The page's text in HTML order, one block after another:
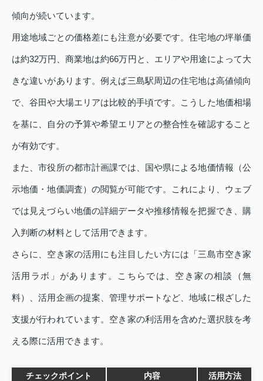
傾向が続いています。
用途地域ごとの価格差にも注意が必要です。住宅地の坪単価
は約32万円、商業地は約66万円と、エリアや用途によって大
きな違いがあります。例えば三島駅周辺の住宅地は高値傾向
で、谷田や大場エリアは比較的手頃です。こうした地価相場
を基に、自分の予算や希望エリアとの整合性を確認すること
が有効です。
また、市役所の都市計画課では、国や県による地価情報（公
示地価・地価調査）の閲覧が可能です。これにより、ウェブ
では見えづらい地価の詳細データや推移情報を把握でき、購
入判断の材料として活用できます。
さらに、空き家の活用にも注目したい方には「三島市空き家
活用ラボ」があります。こちらでは、空き家の相談（無
料）、活用企画の提案、管理サポートなど、地域に根ざした
支援が行われています。空き家の利活用を含めた選択肢を考
える際に活用できます。
チェックポイント 内容 活用方法